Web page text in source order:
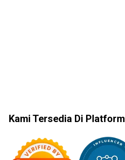
Kami Tersedia Di Platform